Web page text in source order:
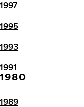
1997
1995
1993
1991
1980
1989